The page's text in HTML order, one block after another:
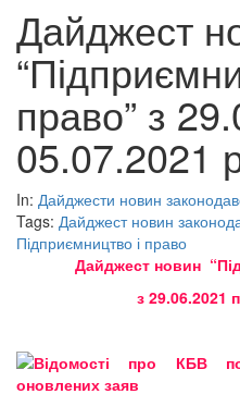
Дайджест
право” з
05.07.2021
In: Дайджести новин
Tags: Дайджест новин
Підприємництво і право
Дайджест новин
з 29.06.2021